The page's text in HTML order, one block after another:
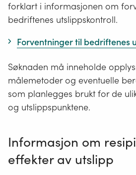
forklart i informasjonen om
bedriftenes utslippskontroll.
Forventninger til bedriftenes
Søknaden må inneholde
målemetoder og eventuelle
som planlegges brukt for de
og utslippspunktene.
Informasjon om
effekter av utslipp